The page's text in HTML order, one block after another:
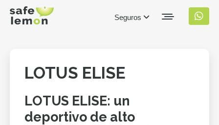
Seguros
LOTUS ELISE
LOTUS ELISE: un
deportivo de alto